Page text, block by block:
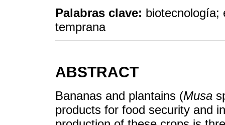
Palabras clave:
temprana
ABSTRACT
Bananas and plantains (Musa
products for food security and